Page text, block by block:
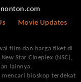
Movie Updates
film dan harga tiket di
Star Cineplex (NSC),
lainnya.
mencari bioskop terdekat